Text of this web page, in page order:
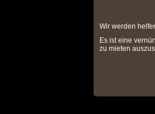
Wir werden
Es ist eine
zu mieten